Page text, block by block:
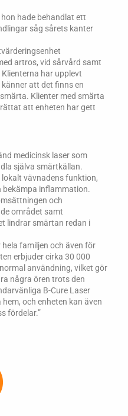
hade behandlat ett
såg sårets kanter
artros, vid sårvård samt
har upplevt
att det finns en
Klienter med smärta
att enheten har gett
medicinsk laser som
själva smärtkällan.
vävnadens funktion,
inflammation.
och
området samt
lindrar smärtan redan i
familjen och även för
erbjuder cirka 30 000
användning, vilket gör
några ören trots den
B-Cure Laser
och enheten kan även
fördelar.”